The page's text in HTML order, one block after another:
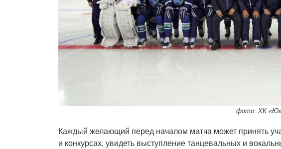
фото: ХК
Каждый желающий перед началом матча может принять
и конкурсах, увидеть выступление танцевальных и